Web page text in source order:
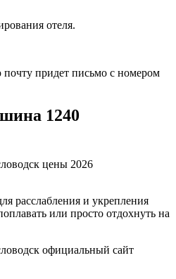
отеля.
придет письмо с номером
1240
расслабления и укрепления
или просто отдохнуть на